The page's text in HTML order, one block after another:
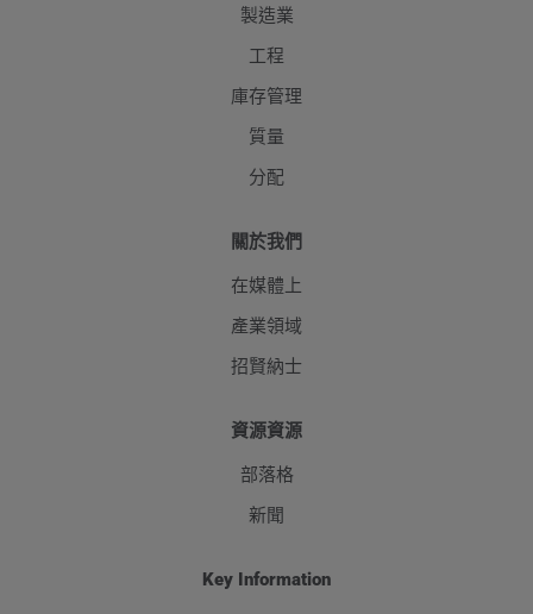
製造業
工程
庫存管理
質量
分配
關於我們
在媒體上
產業領域
招賢納士
資源資源
部落格
新聞
Key Information